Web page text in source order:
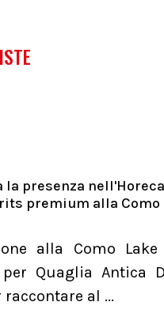
la presenza
premium alla Como
alla Como Lake
Quaglia Antica
al ...